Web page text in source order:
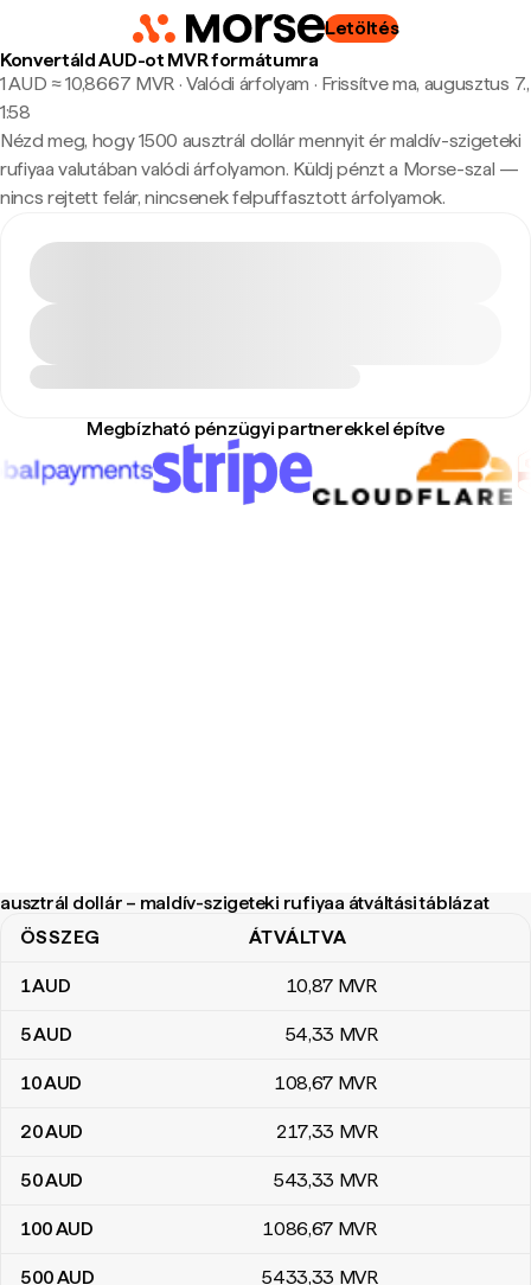
Letöltés
Konvertáld AUD-ot MVR formátumra
1 AUD ≈ 10,8667 MVR · Valódi árfolyam · Frissítve ma, augusztus 7.,
1:58
Nézd meg, hogy 1500 ausztrál dollár mennyit ér maldív-szigeteki
rufiyaa valutában valódi árfolyamon. Küldj pénzt a Morse-szal —
nincs rejtett felár, nincsenek felpuffasztott árfolyamok.
Megbízható pénzügyi partnerekkel építve
ausztrál dollár – maldív-szigeteki rufiyaa átváltási táblázat
ausztrál dollár – maldív-szigeteki rufiyaa átváltási táblázat
ÖSSZEG ÁTVÁLTVA
1AUD 10,87 MVR
5AUD 54,33 MVR
10AUD 108,67 MVR
20AUD 217,33 MVR
50AUD 543,33 MVR
100AUD 1086,67 MVR
500AUD 5433,33 MVR